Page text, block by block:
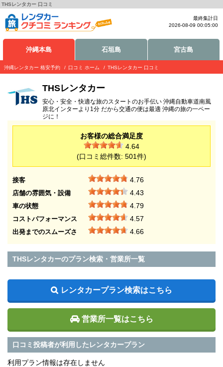
THSレンタカー 口コミ
最終集計日
2026-08-09 00:05:00
沖縄本島 石垣島 宮古島
沖縄レンタカー 格安予約 口コミ ホーム THSレンタカー 口コミ
THSレンタカー
安心・安全・快適な旅のスタートのお手伝い 沖縄自動車道南風
原北インターより1分 だから交通の便は最適 沖縄の旅の一ペー
ジに！
お客様の総合満足度
4.64
(口コミ総件数: 501件)
接客 4.76
店舗の雰囲気・設備 4.43
車の状態 4.79
コストパフォーマンス 4.57
出発までのスムーズさ 4.66
THSレンタカーのプラン検索・営業所一覧
レンタカープラン検索はこちら
営業所一覧はこちら
口コミ投稿者が利用したレンタカープラン
利用プラン情報は存在しません